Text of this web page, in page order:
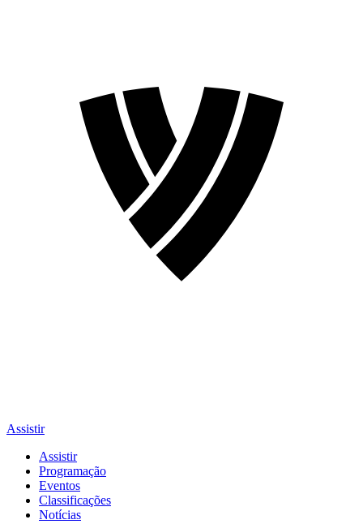
Assistir
Assistir
Programação
Eventos
Classificações
Notícias